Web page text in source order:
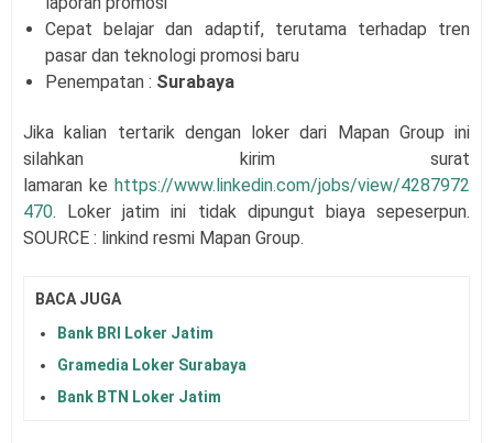
Cepat belajar dan adaptif, terutama terhadap tren
pasar dan teknologi promosi baru
Penempatan : Surabaya
Jika kalian tertarik dengan loker dari Mapan Group ini
silahkan kirim surat
lamaran ke https://www.linkedin.com/jobs/view/4287972
470. Loker jatim ini tidak dipungut biaya sepeserpun.
SOURCE : linkind resmi Mapan Group.
BACA JUGA
Bank BRI Loker Jatim
Gramedia Loker Surabaya
Bank BTN Loker Jatim